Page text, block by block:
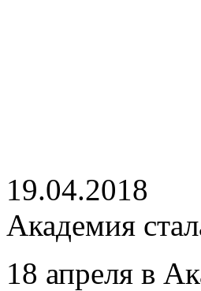
19.04.2018
Академия
18 апреля в